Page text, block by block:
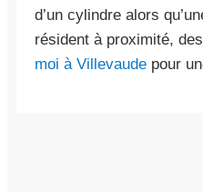
d’un cylindre alors
résident à proximité,
moi à Villevaude pour